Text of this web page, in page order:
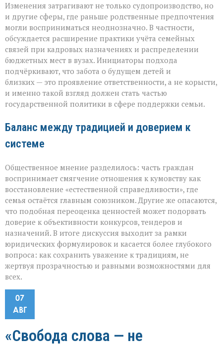
Изменения затрагивают не только судопроизводство, но
и другие сферы, где раньше родственные предпочтения
могли восприниматься неоднозначно. В частности,
обсуждается расширение практики учёта семейных
связей при кадровых назначениях и распределении
бюджетных мест в вузах. Инициаторы подхода
подчёркивают, что забота о будущем детей и
близких — это проявление ответственности, а не корысти,
и именно такой взгляд должен стать частью
государственной политики в сфере поддержки семьи.
Баланс между традицией и доверием к
системе
Общественное мнение разделилось: часть граждан
воспринимает смягчение отношения к кумовству как
восстановление «естественной справедливости», где
семья остаётся главным союзником. Другие же опасаются,
что подобная переоценка ценностей может подорвать
доверие к объективности конкурсов, тендеров и
назначений. В итоге дискуссия выходит за рамки
юридических формулировок и касается более глубокого
вопроса: как сохранить уважение к традициям, не
жертвуя прозрачностью и равными возможностями для
всех.
07
АВГ
«Свобода слова — не